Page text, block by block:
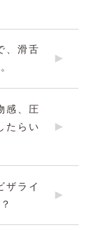
、滑舌
感、圧
たらい
ザライ